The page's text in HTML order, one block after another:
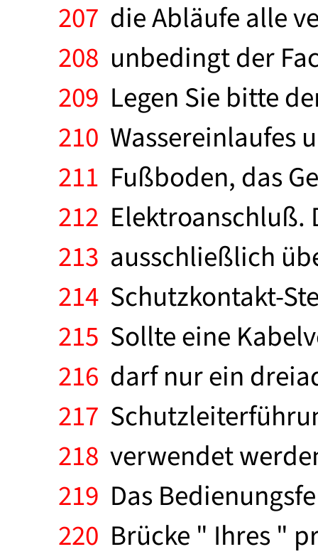
207 die Abläufe alle
208 unbedingt der
209 Legen Sie bitte
210 Wassereinlaufes
211 Fußboden, das
212 Elektroanschluß.
213 ausschließlich
214 Schutzkontakt-
215 Sollte eine
216 darf nur ein
217
218 verwendet
219 Das
220 Brücke " Ihres "